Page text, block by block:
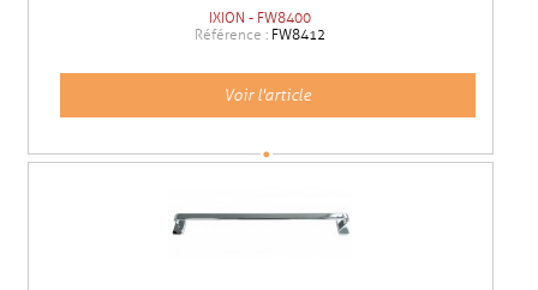
IXION - FW8400
Référence : FW8412
Voir l'article